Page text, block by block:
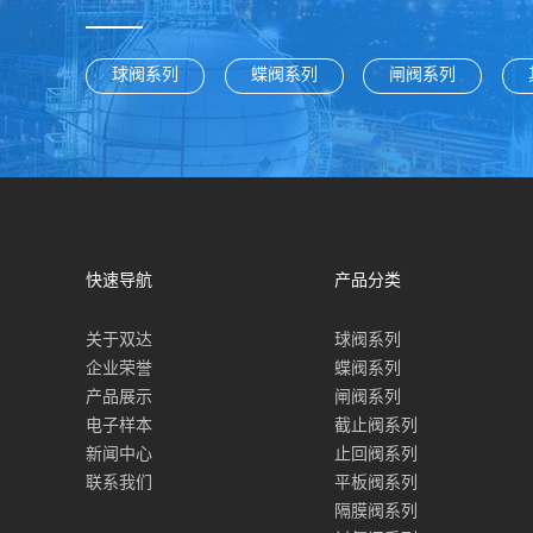
球阀系列 蝶阀系列 闸阀系列
快速导航
关于双达
企业荣誉
产品展示
电子样本
新闻中心
联系我们
产品分类
球阀系列
蝶阀系列
闸阀系列
截止阀系列
止回阀系列
平板阀系列
隔膜阀系列